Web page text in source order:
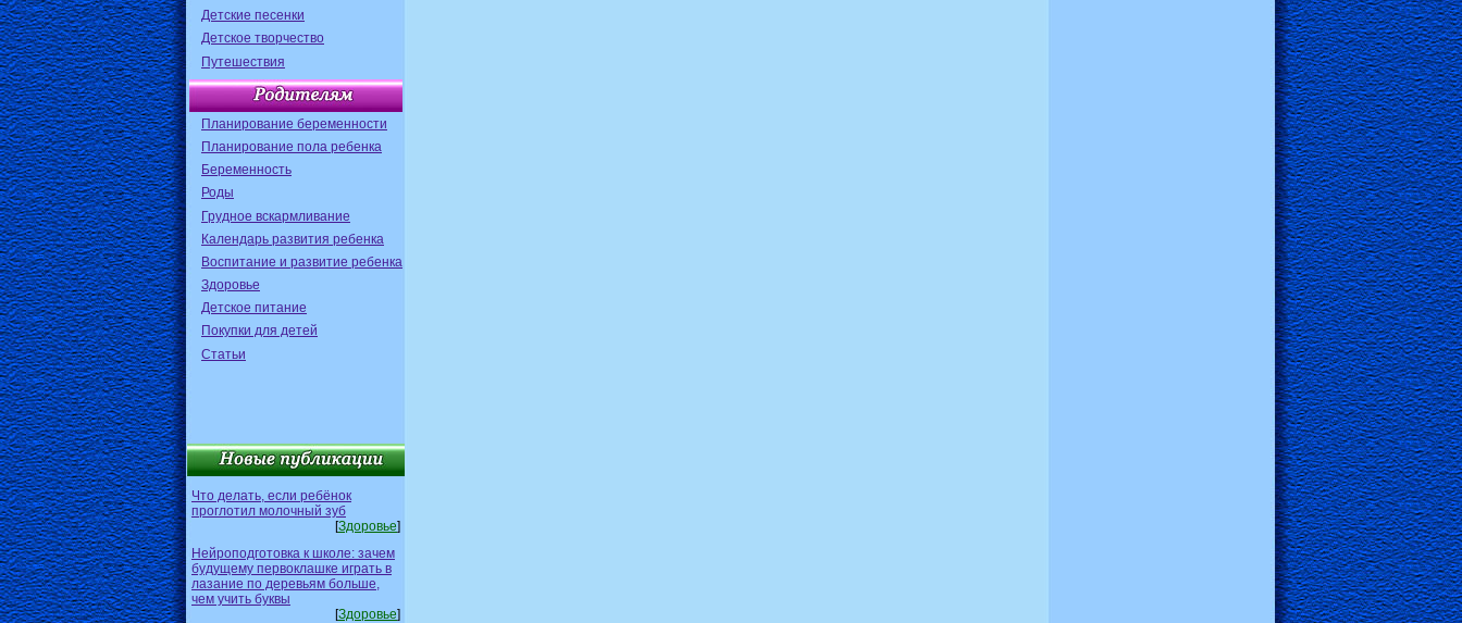
Детские песенки
Детское творчество
Путешествия
Планирование беременности
Планирование пола ребенка
Беременность
Роды
Грудное вскармливание
Календарь развития ребенка
Воспитание и развитие ребенка
Здоровье
Детское питание
Покупки для детей
Статьи
Что делать, если ребёнок
проглотил молочный зуб
[Здоровье]
Нейроподготовка к школе: зачем
будущему первоклашке играть в
лазание по деревьям больше,
чем учить буквы
[Здоровье]